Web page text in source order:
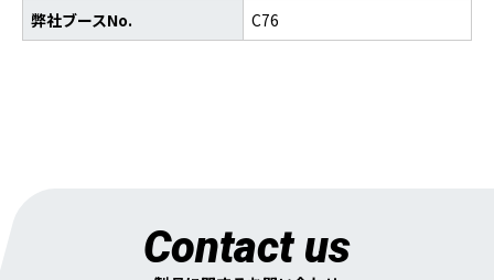
弊社ブースNo. C76
Contact us